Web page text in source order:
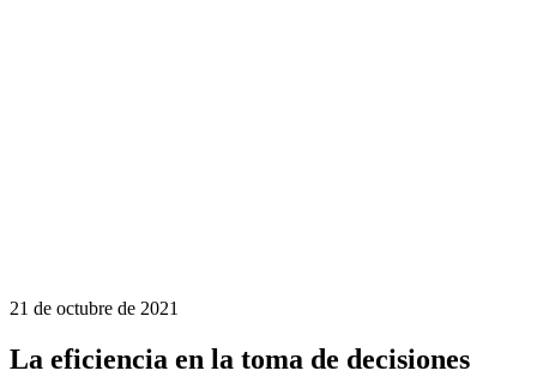
21 de octubre de 2021
La eficiencia en la toma de decisiones